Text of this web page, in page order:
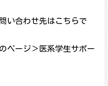
い合わせ先はこちらで
ページ＞医系学生サポー